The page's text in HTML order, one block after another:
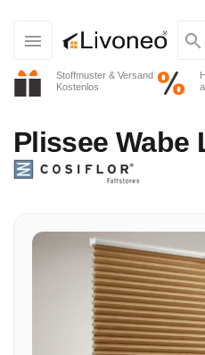
Stoffmuster & Versand
Kostenlos
Plissee Wabe